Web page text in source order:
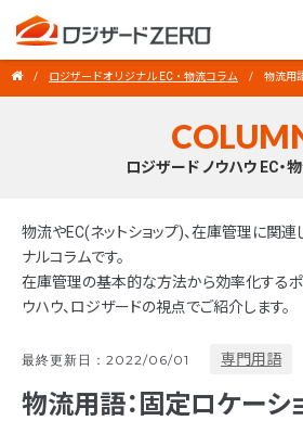
ロジザードオリジナル EC・物流コラム 物流用
ロジザード ノウハウ EC・
物流やEC(ネットショップ)、在庫管理に関
ナルコラムです。
在庫管理の基本的な方法から効率化するポ
ウハウ、ロジザードの視点でご紹介します。
最終更新日：2022/06/01 専門用語
物流用語：固定ロケーシ